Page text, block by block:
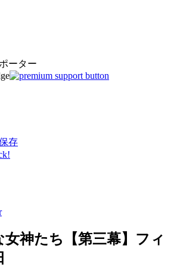
ーター
存
女神たち【第三幕】フィ